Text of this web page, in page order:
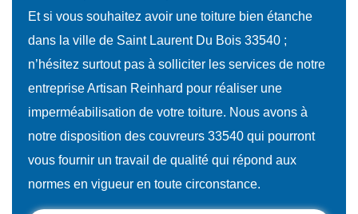
Et si vous souhaitez avoir une toiture bien étanche
dans la ville de Saint Laurent Du Bois 33540 ;
n’hésitez surtout pas à solliciter les services de notre
entreprise Artisan Reinhard pour réaliser une
imperméabilisation de votre toiture. Nous avons à
notre disposition des couvreurs 33540 qui pourront
vous fournir un travail de qualité qui répond aux
normes en vigueur en toute circonstance.